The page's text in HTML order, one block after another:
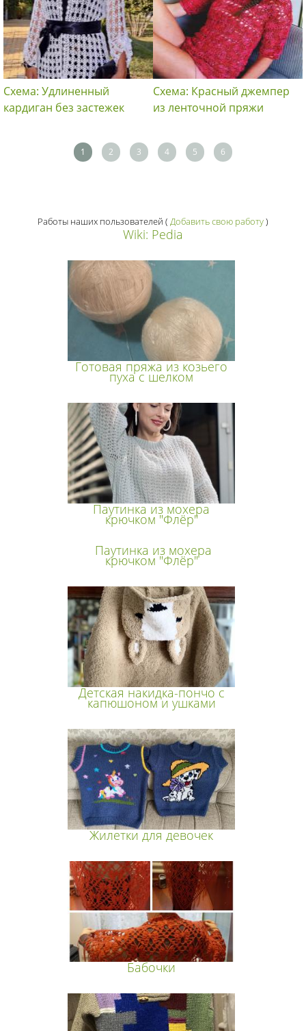
Схема: Удлиненный
кардиган без застежек
Схема: Красный джемпер
из ленточной пряжи
1 2 3 4 5 6
Работы наших пользователей ( Добавить свою работу)
Wiki: Pedia
Готовая пряжа из козьего
пуха с шелком
Паутинка из мохера
крючком "Флёр"
Паутинка из мохера
крючком "Флёр"
Детская накидка-пончо с
капюшоном и ушками
Жилетки для девочек
Бабочки